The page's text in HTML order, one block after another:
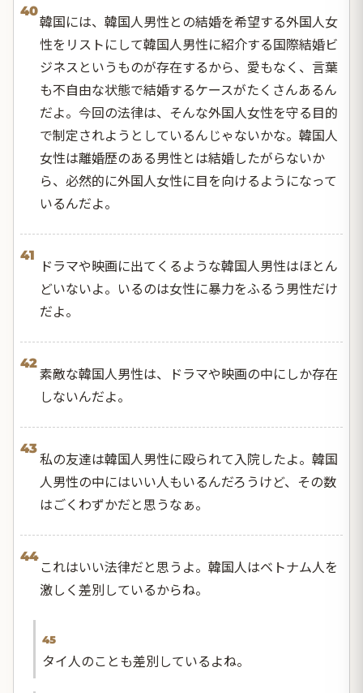
40
韓国には、韓国人男性との結婚を希望する外国人女
性をリストにして韓国人男性に紹介する国際結婚ビ
ジネスというものが存在するから、愛もなく、言葉
も不自由な状態で結婚するケースがたくさんあるん
だよ。今回の法律は、そんな外国人女性を守る目的
で制定されようとしているんじゃないかな。韓国人
女性は離婚歴のある男性とは結婚したがらないか
ら、必然的に外国人女性に目を向けるようになって
いるんだよ。
41
ドラマや映画に出てくるような韓国人男性はほとん
どいないよ。いるのは女性に暴力をふるう男性だけ
だよ。
42
素敵な韓国人男性は、ドラマや映画の中にしか存在
しないんだよ。
43
私の友達は韓国人男性に殴られて入院したよ。韓国
人男性の中にはいい人もいるんだろうけど、その数
はごくわずかだと思うなぁ。
44
これはいい法律だと思うよ。韓国人はベトナム人を
激しく差別しているからね。
45
タイ人のことも差別しているよね。